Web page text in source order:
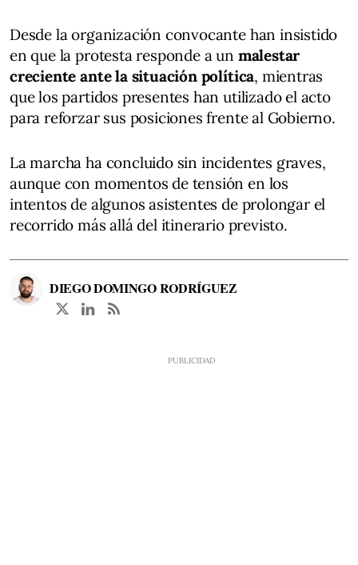
Desde la organización convocante han insistido
en que la protesta responde a un malestar
creciente ante la situación política, mientras
que los partidos presentes han utilizado el acto
para reforzar sus posiciones frente al Gobierno.
La marcha ha concluido sin incidentes graves,
aunque con momentos de tensión en los
intentos de algunos asistentes de prolongar el
recorrido más allá del itinerario previsto.
DIEGO DOMINGO RODRÍGUEZ